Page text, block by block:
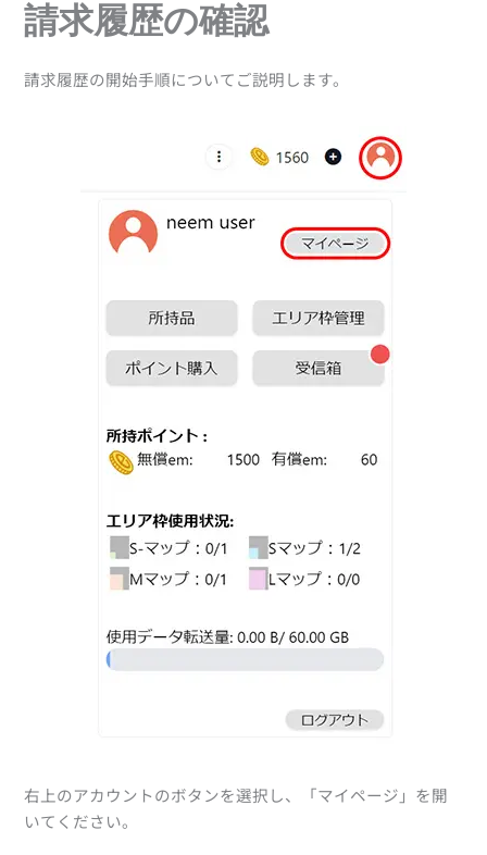
請求履歴の確認
請求履歴の開始手順についてご説明します。
右上のアカウントのボタンを選択し、「マイページ」を開
いてください。